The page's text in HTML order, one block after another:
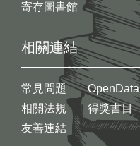
寄存圖書館
相關連結
常見問題
相關法規
友善連結
OpenData
得獎書目